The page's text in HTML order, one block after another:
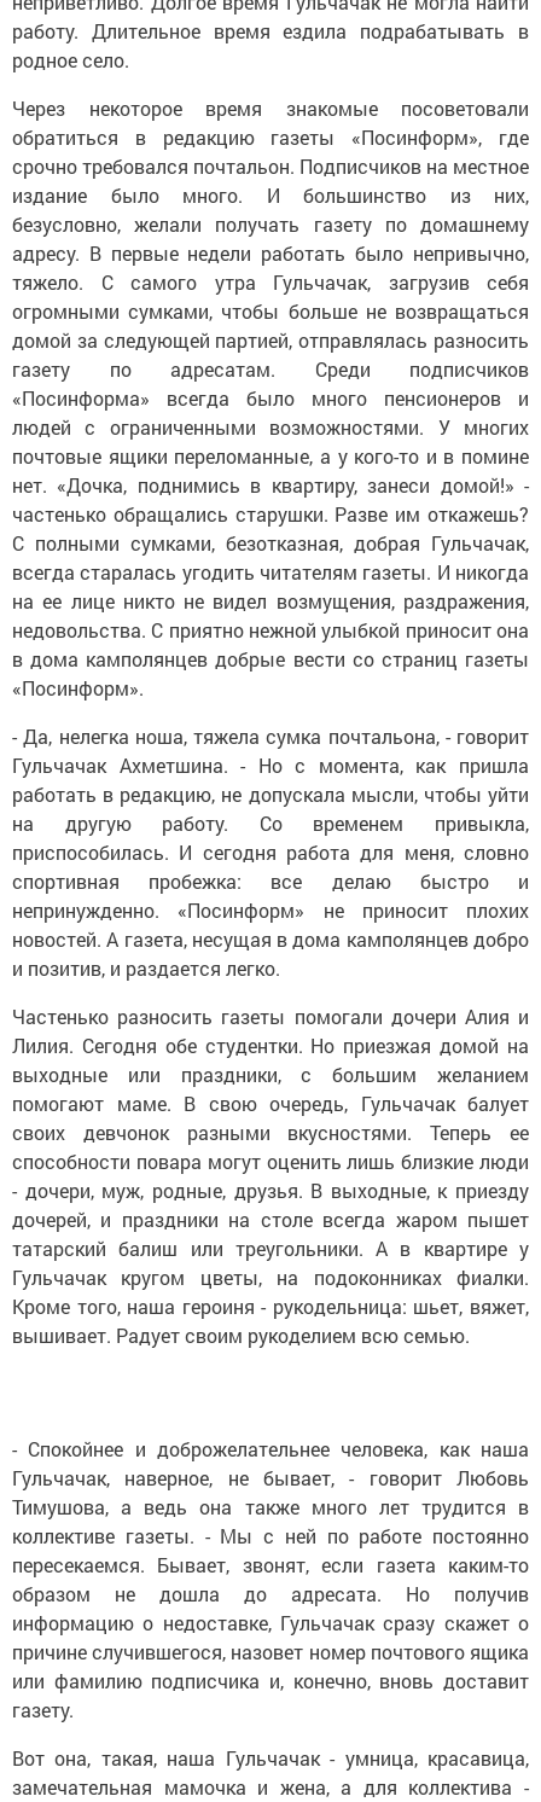
работу. Длительное время ездила подрабатывать в
родное село.
Через некоторое время знакомые посоветовали
обратиться в редакцию газеты «Посинформ», где
срочно требовался почтальон. Подписчиков на местное
издание было много. И большинство из них,
безусловно, желали получать газету по домашнему
адресу. В первые недели работать было непривычно,
тяжело. С самого утра Гульчачак, загрузив себя
огромными сумками, чтобы больше не возвращаться
домой за следующей партией, отправлялась разносить
газету по адресатам. Среди подписчиков
«Посинформа» всегда было много пенсионеров и
людей с ограниченными возможностями. У многих
почтовые ящики переломанные, а у кого-то и в помине
нет. «Дочка, поднимись в квартиру, занеси домой!» -
частенько обращались старушки. Разве им откажешь?
С полными сумками, безотказная, добрая Гульчачак,
всегда старалась угодить читателям газеты. И никогда
на ее лице никто не видел возмущения, раздражения,
недовольства. С приятно нежной улыбкой приносит она
в дома камполянцев добрые вести со страниц газеты
«Посинформ».
- Да, нелегка ноша, тяжела сумка почтальона, - говорит
Гульчачак Ахметшина. - Но с момента, как пришла
работать в редакцию, не допускала мысли, чтобы уйти
на другую работу. Со временем привыкла,
приспособилась. И сегодня работа для меня, словно
спортивная пробежка: все делаю быстро и
непринужденно. «Посинформ» не приносит плохих
новостей. А газета, несущая в дома камполянцев добро
и позитив, и раздается легко.
Частенько разносить газеты помогали дочери Алия и
Лилия. Сегодня обе студентки. Но приезжая домой на
выходные или праздники, с большим желанием
помогают маме. В свою очередь, Гульчачак балует
своих девчонок разными вкусностями. Теперь ее
способности повара могут оценить лишь близкие люди
- дочери, муж, родные, друзья. В выходные, к приезду
дочерей, и праздники на столе всегда жаром пышет
татарский балиш или треугольники. А в квартире у
Гульчачак кругом цветы, на подоконниках фиалки.
Кроме того, наша героиня - рукодельница: шьет, вяжет,
вышивает. Радует своим рукоделием всю семью.
- Спокойнее и доброжелательнее человека, как наша
Гульчачак, наверное, не бывает, - говорит Любовь
Тимушова, а ведь она также много лет трудится в
коллективе газеты. - Мы с ней по работе постоянно
пересекаемся. Бывает, звонят, если газета каким-то
образом не дошла до адресата. Но получив
информацию о недоставке, Гульчачак сразу скажет о
причине случившегося, назовет номер почтового ящика
или фамилию подписчика и, конечно, вновь доставит
газету.
Вот она, такая, наша Гульчачак - умница, красавица,
замечательная мамочка и жена, а для коллектива -